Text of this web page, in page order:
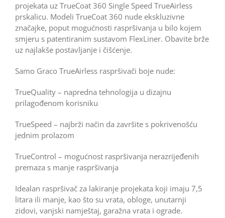
projekata uz TrueCoat 360 Single Speed TrueAirless
prskalicu. Modeli TrueCoat 360 nude ekskluzivne
značajke, poput mogućnosti raspršivanja u bilo kojem
smjeru s patentiranim sustavom FlexLiner. Obavite brže
uz najlakše postavljanje i čišćenje.
Samo Graco TrueAirless raspršivači boje nude:
TrueQuality – napredna tehnologija u dizajnu
prilagođenom korisniku
TrueSpeed – najbrži način da završite s pokrivenošću
jednim prolazom
TrueControl – mogućnost raspršivanja nerazrijeđenih
premaza s manje raspršivanja
Idealan raspršivač za lakiranje projekata koji imaju 7,5
litara ili manje, kao što su vrata, obloge, unutarnji
zidovi, vanjski namještaj, garažna vrata i ograde.